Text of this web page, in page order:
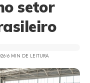
setor
6 MIN DE LEITURA